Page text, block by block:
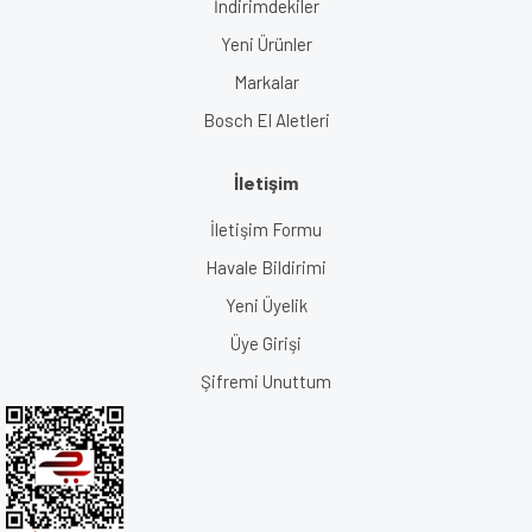
İndirimdekiler
Yeni Ürünler
Markalar
Bosch El Aletleri
İletişim
İletişim Formu
Havale Bildirimi
Yeni Üyelik
Üye Girişi
Şifremi Unuttum